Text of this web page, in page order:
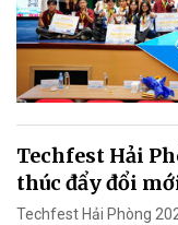
Techfest Hải
thúc đẩy đổi
Techfest Hải Phòng